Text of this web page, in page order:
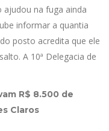
na fuga ainda
informar a quantia
posto acredita que ele
A 10ª Delegacia de
R$ 8.500 de
Claros